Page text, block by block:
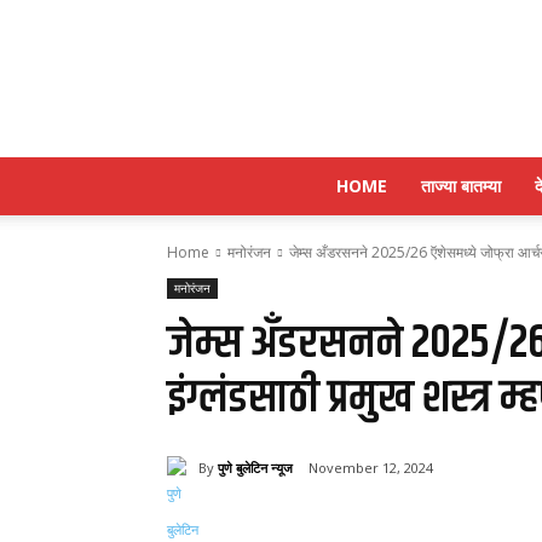
HOME ताज्या बातम्या
Home मनोरंजन जेम्स अँडरसनने 2025/26 ऍशेसमध्ये जोफ्रा
मनोरंजन
जेम्स अँडरसनने 2025/
इंग्लंडसाठी प्रमुख शस्त्र
By पुणे बुलेटिन न्यूज November 12, 2024